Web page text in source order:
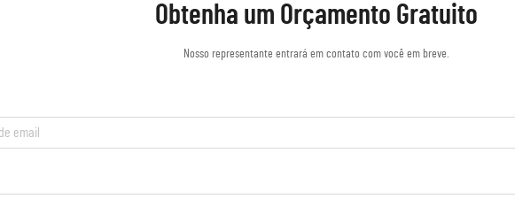
Obtenha um Orçamento Gratuito
Nosso representante entrará em contato com você em breve.